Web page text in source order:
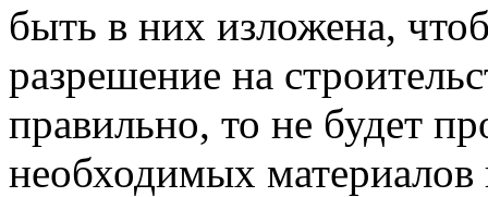
быть в них изложена,
разрешение на
правильно, то не будет
необходимых